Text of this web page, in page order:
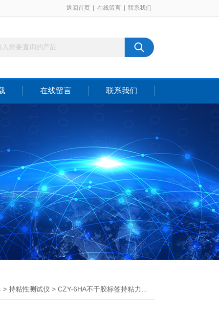
返回首页 在线留言 联系我们
在线留言 联系我们
> 持粘性测试仪 > CZY-6HA不干胶标签持粘力试验机